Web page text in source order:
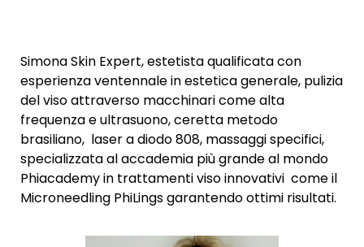
Simona Skin Expert, estetista qualificata con
esperienza ventennale in estetica generale, pulizia
del viso attraverso macchinari come alta
frequenza e ultrasuono, ceretta metodo
brasiliano, laser a diodo 808, massaggi specifici,
specializzata al accademia più grande al mondo
Phiacademy in trattamenti viso innovativi come il
Microneedling PhiLings garantendo ottimi risultati.